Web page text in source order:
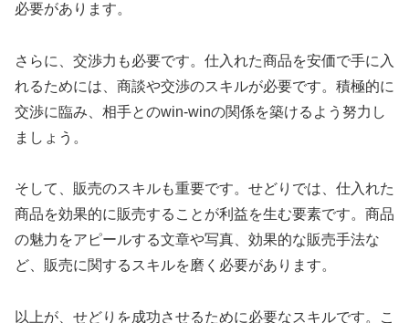
必要があります。
さらに、交渉力も必要です。仕入れた商品を安価で手に入
れるためには、商談や交渉のスキルが必要です。積極的に
交渉に臨み、相手とのwin-winの関係を築けるよう努力し
ましょう。
そして、販売のスキルも重要です。せどりでは、仕入れた
商品を効果的に販売することが利益を生む要素です。商品
の魅力をアピールする文章や写真、効果的な販売手法な
ど、販売に関するスキルを磨く必要があります。
以上が、せどりを成功させるために必要なスキルです。こ